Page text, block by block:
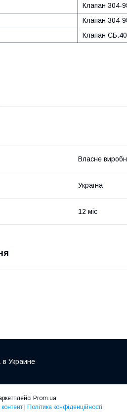
Клапан 304-
Клапан 304-
Клапан
Власне
Україна
12 міс
Украине
Prom.ua
Політика конфіденційності